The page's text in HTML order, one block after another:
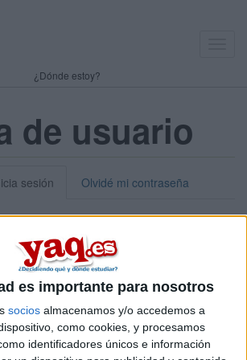
es importante para nosotros
socios almacenamos y/o accedemos a
como cookies, y procesamos
identificadores únicos e información
¿Dónde estoy?
de usuario
sesión Olvidé mi contraseña
introduciendo tu nombre de usuario o tu